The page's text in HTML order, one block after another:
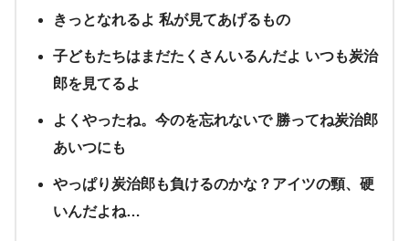
きっとなれるよ 私が見てあげるもの
子どもたちはまだたくさんいるんだよ いつも炭治
郎を見てるよ
よくやったね。今のを忘れないで 勝ってね炭治郎
あいつにも
やっぱり炭治郎も負けるのかな？アイツの頸、硬
いんだよね…